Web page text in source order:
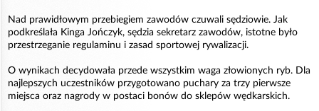
Nad prawidłowym przebiegiem zawodów czuwali sędziowie. Jak
podkreślała Kinga Jończyk, sędzia sekretarz zawodów, istotne było
przestrzeganie regulaminu i zasad sportowej rywalizacji.
O wynikach decydowała przede wszystkim waga złowionych ryb. Dla
najlepszych uczestników przygotowano puchary za trzy pierwsze
miejsca oraz nagrody w postaci bonów do sklepów wędkarskich.